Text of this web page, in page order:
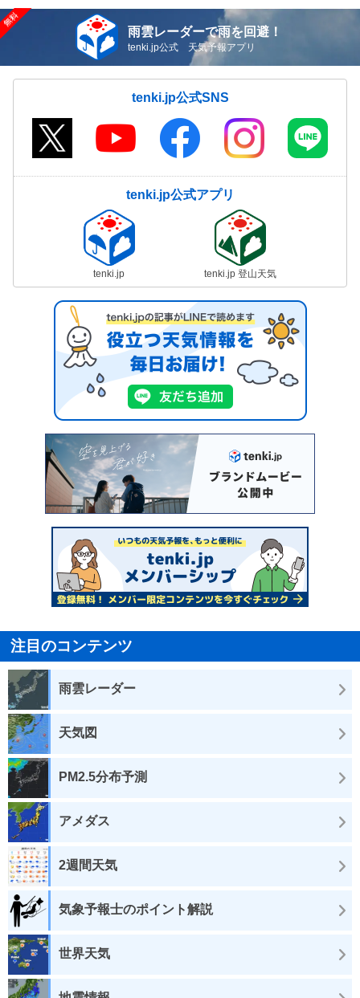
雨雲レーダーで雨を回避！
tenki.jp公式 天気予報アプリ
tenki.jp公式SNS
tenki.jp公式アプリ
tenki.jp tenki.jp 登山天気
注目のコンテンツ
雨雲レーダー
天気図
PM2.5分布予測
アメダス
2週間天気
気象予報士のポイント解説
世界天気